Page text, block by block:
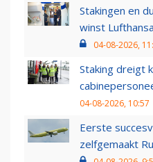
Stakingen en
winst
04-08-2026,
Staking dreigt
04-08-2026, 10:57
Eerste
zelfgemaakt